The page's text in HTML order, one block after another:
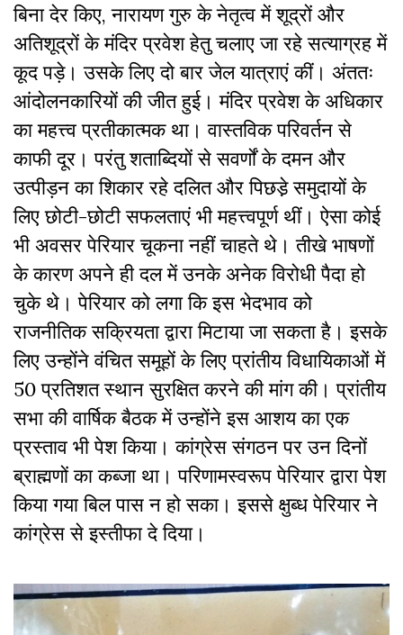
बिना देर किए, नारायण गुरु के नेतृत्व में शूद्रों और
अतिशूद्रों के मंदिर प्रवेश हेतु चलाए जा रहे सत्याग्रह में
कूद पड़े। उसके लिए दो बार जेल यात्राएं कीं। अंततः
आंदोलनकारियों की जीत हुई। मंदिर प्रवेश के अधिकार
का महत्त्व प्रतीकात्मक था। वास्तविक परिवर्तन से
काफी दूर। परंतु शताब्दियों से सवर्णों के दमन और
उत्पीड़न का शिकार रहे दलित और पिछडे़ समुदायों के
लिए छोटी-छोटी सफलताएं भी महत्त्वपूर्ण थीं। ऐसा कोई
भी अवसर पेरियार चूकना नहीं चाहते थे। तीखे भाषणों
के कारण अपने ही दल में उनके अनेक विरोधी पैदा हो
चुके थे। पेरियार को लगा कि इस भेदभाव को
राजनीतिक सक्रियता द्वारा मिटाया जा सकता है। इसके
लिए उन्होंने वंचित समूहों के लिए प्रांतीय विधायिकाओं में
50 प्रतिशत स्थान सुरक्षित करने की मांग की। प्रांतीय
सभा की वार्षिक बैठक में उन्होंने इस आशय का एक
प्रस्ताव भी पेश किया। कांग्रेस संगठन पर उन दिनों
ब्राह्मणों का कब्जा था। परिणामस्वरूप पेरियार द्वारा पेश
किया गया बिल पास न हो सका। इससे क्षुब्ध पेरियार ने
कांग्रेस से इस्तीफा दे दिया।